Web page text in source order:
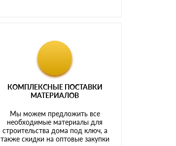
КОМПЛЕКСНЫЕ ПОСТАВКИ
МАТЕРИАЛОВ
Мы можем предложить все
необходимые материалы для
строительства дома под ключ, а
также скидки на оптовые закупки